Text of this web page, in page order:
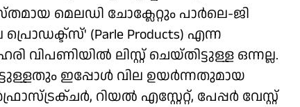
മെലഡി ചോക്ലേറ്റും പാര്‍ലെ-ജി
(Parle Products) എന്ന
ലിസ്റ്റ് ചെയ്തിട്ടുള്ള ഒന്നല്ല.
ഇപ്പോള്‍ വില ഉയര്‍ന്നതുമായ
റിയല്‍ എസ്റ്റേറ്റ്, പേപ്പര്‍ വേസ്റ്റ്